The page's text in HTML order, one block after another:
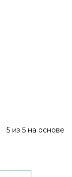
5 из 5 на основе